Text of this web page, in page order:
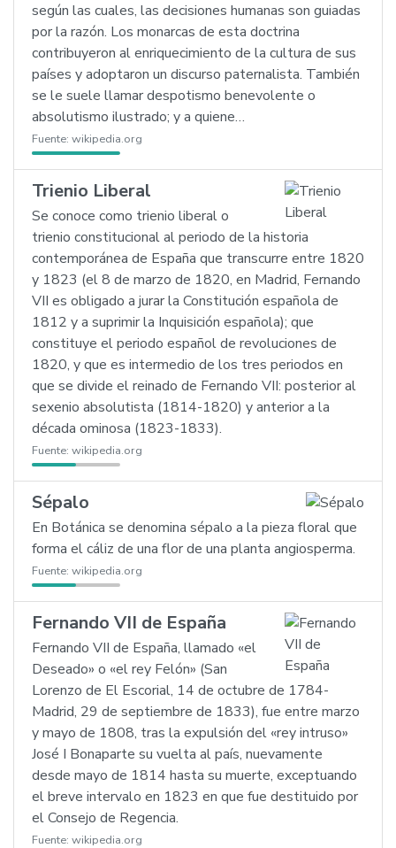
según las cuales, las decisiones humanas son guiadas
por la razón. Los monarcas de esta doctrina
contribuyeron al enriquecimiento de la cultura de sus
países y adoptaron un discurso paternalista. También
se le suele llamar despotismo benevolente o
absolutismo ilustrado; y a quiene…
Fuente: wikipedia.org
Trienio Liberal
Se conoce como trienio liberal o
trienio constitucional al periodo de la historia
contemporánea de España que transcurre entre 1820
y 1823 (el 8 de marzo de 1820, en Madrid, Fernando
VII es obligado a jurar la Constitución española de
1812 y a suprimir la Inquisición española); que
constituye el periodo español de revoluciones de
1820, y que es intermedio de los tres periodos en
que se divide el reinado de Fernando VII: posterior al
sexenio absolutista (1814-1820) y anterior a la
década ominosa (1823-1833).
Fuente: wikipedia.org
Sépalo
En Botánica se denomina sépalo a la pieza floral que
forma el cáliz de una flor de una planta angiosperma.
Fuente: wikipedia.org
Fernando VII de España
Fernando VII de España, llamado «el
Deseado» o «el rey Felón» (San
Lorenzo de El Escorial, 14 de octubre de 1784-
Madrid, 29 de septiembre de 1833), fue entre marzo
y mayo de 1808, tras la expulsión del «rey intruso»
José I Bonaparte su vuelta al país, nuevamente
desde mayo de 1814 hasta su muerte, exceptuando
el breve intervalo en 1823 en que fue destituido por
el Consejo de Regencia.
Fuente: wikipedia.org